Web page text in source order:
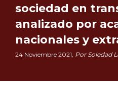
sociedad en
analizado por
nacionales y
24 Noviembre 2021, Por Soledad